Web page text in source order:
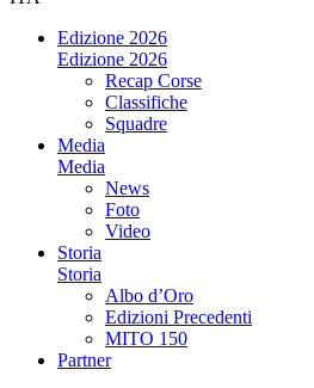
Edizione 2026
Edizione 2026
Recap Corse
Classifiche
Squadre
Media
Media
News
Foto
Video
Storia
Storia
Albo d’Oro
Edizioni Precedenti
MITO 150
Partner